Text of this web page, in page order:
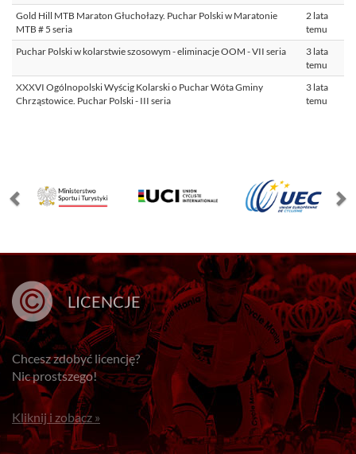
Gold Hill MTB Maraton Głuchołazy. Puchar Polski w Maratonie
MTB # 5 seria
2 lata
temu
Puchar Polski w kolarstwie szosowym - eliminacje OOM - VII seria
3 lata
temu
XXXVI Ogólnopolski Wyścig Kolarski o Puchar Wóta Gminy
Chrząstowice. Puchar Polski - III seria
3 lata
temu
LICENCJE
Chcesz zdobyć licencję?
Nic prostszego!
Kliknij i zobacz »